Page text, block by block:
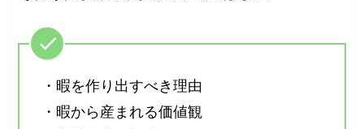
・暇を作り出すべき理由
・暇から産まれる価値観